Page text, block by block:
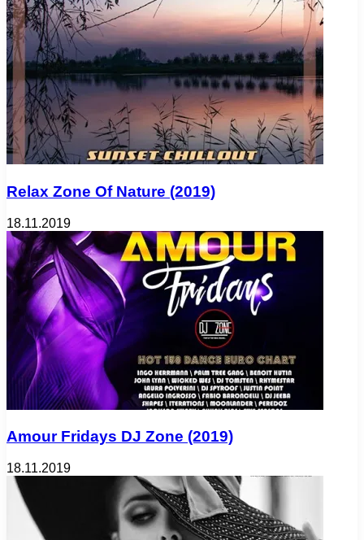
Relax Zone Of Nature (2019)
18.11.2019
Amour Fridays DJ Zone (2019)
18.11.2019